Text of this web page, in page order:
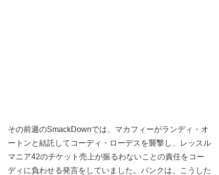
その前週のSmackDownでは、マカフィーがランディ・オ
ートンと結託してコーディ・ローデスを襲撃し、レッスル
マニア42のチケット売上が振るわないことの責任をコー
ディに負わせる発言をしていました。パンクは、こうした